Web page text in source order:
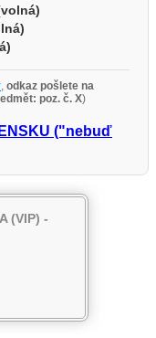
odkaz pošlete na
poz. č. X)
("nebuď
(VIP) -